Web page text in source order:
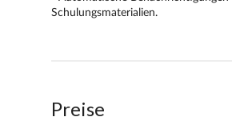
Preise